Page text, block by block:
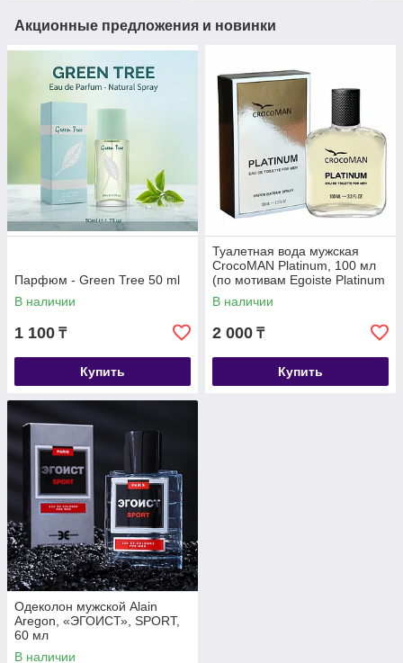
Акционные предложения и новинки
Парфюм - Green Tree 50 ml
В наличии
1 100 ₸
Купить
Туалетная вода мужская
CrocoMAN Platinum, 100 мл
(по мотивам Egoiste Platinum
(Chanel)
В наличии
2 000 ₸
Купить
Одеколон мужской Alain
Aregon, «ЭГОИСТ», SPORT,
60 мл
В наличии